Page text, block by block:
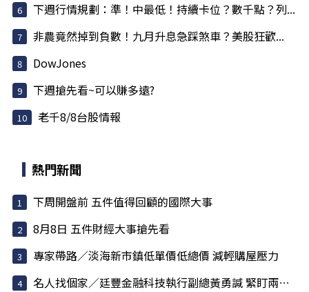
下週行情規劃：準！中最低！持續卡位？數千點？列...
非農竟然掉到負數！九月升息急踩煞車？美股狂歡...
DowJones
下週搶先看~可以賺多遠?
老千8/8台股情報
熱門新聞
下周開盤前 五件值得回顧的國際大事
8月8日 五件財經大事搶先看
專家帶路／淡海新市鎮低單價低總價 減輕購屋壓力
名人找個家／廷豐金融科技執行副總黃勇諴 緊盯兩訊號